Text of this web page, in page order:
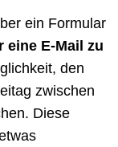
ein Formular
eine E-Mail zu
den
zwischen
Diese